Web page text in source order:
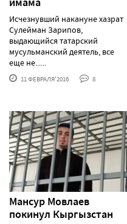
Исчезнувший накануне хазрат
Сулейман Зарипов,
выдающийся татарский
мусульманский деятель, все
еще не......
11 ФЕВРАЛЯ'2016 8
Мансур Мовлаев
покинул Кыргызстан